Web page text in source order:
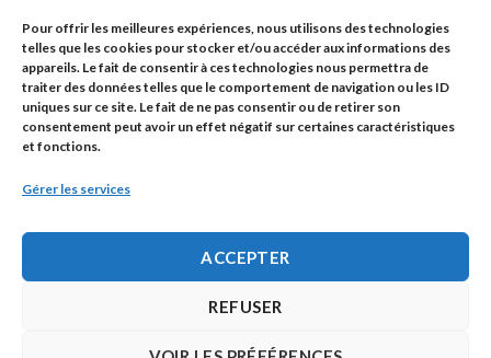
Pour offrir les meilleures expériences, nous utilisons des technologies
telles que les cookies pour stocker et/ou accéder aux informations des
appareils. Le fait de consentir à ces technologies nous permettra de
traiter des données telles que le comportement de navigation ou les ID
uniques sur ce site. Le fait de ne pas consentir ou de retirer son
consentement peut avoir un effet négatif sur certaines caractéristiques
et fonctions.
Gérer les services
ACCEPTER
REFUSER
Code Animal
26, rue principale
67480 Roppenheim
Adresse à utiliser pour les envois en AR.
Politique de confidentialité